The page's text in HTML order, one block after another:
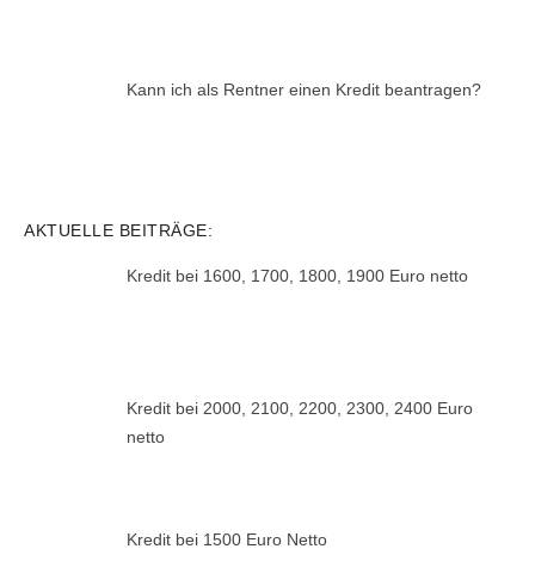
Kann ich als Rentner einen Kredit beantragen?
AKTUELLE BEITRÄGE:
Kredit bei 1600, 1700, 1800, 1900 Euro netto
Kredit bei 2000, 2100, 2200, 2300, 2400 Euro
netto
Kredit bei 1500 Euro Netto